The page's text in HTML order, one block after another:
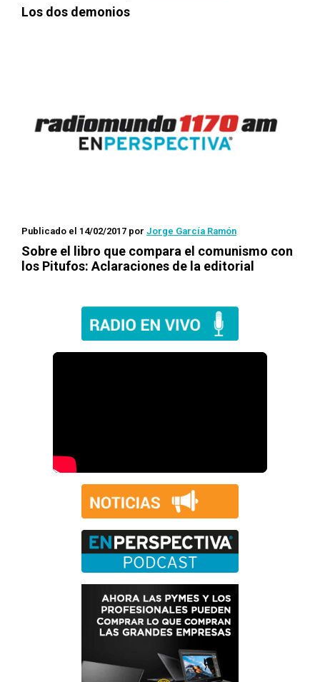
Los dos demonios
Publicado el 14/02/2017 por Jorge García Ramón
Sobre el libro que compara el comunismo con
los Pitufos: Aclaraciones de la editorial